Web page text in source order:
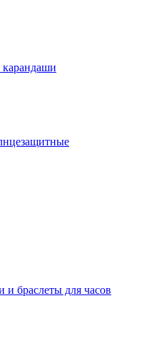
и браслеты для часов